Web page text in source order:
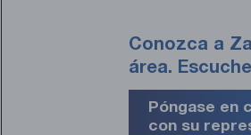
Conozca a
área.
Póngase en
con su